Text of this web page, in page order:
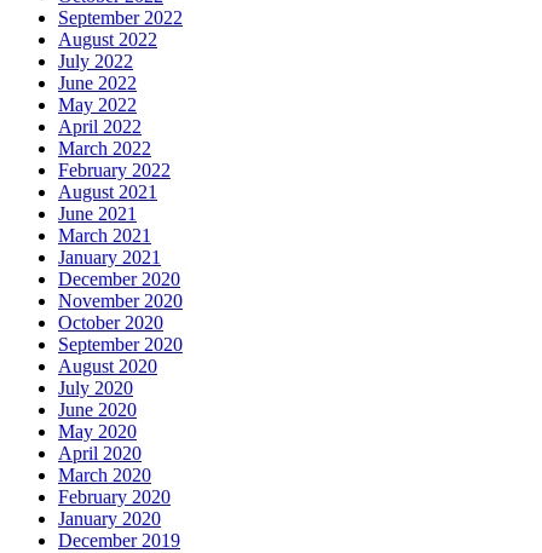
September 2022
August 2022
July 2022
June 2022
May 2022
April 2022
March 2022
February 2022
August 2021
June 2021
March 2021
January 2021
December 2020
November 2020
October 2020
September 2020
August 2020
July 2020
June 2020
May 2020
April 2020
March 2020
February 2020
January 2020
December 2019